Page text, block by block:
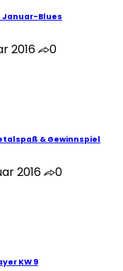
Januar-Blues
2016
0
& Gewinnspiel
2016
0
KW 9